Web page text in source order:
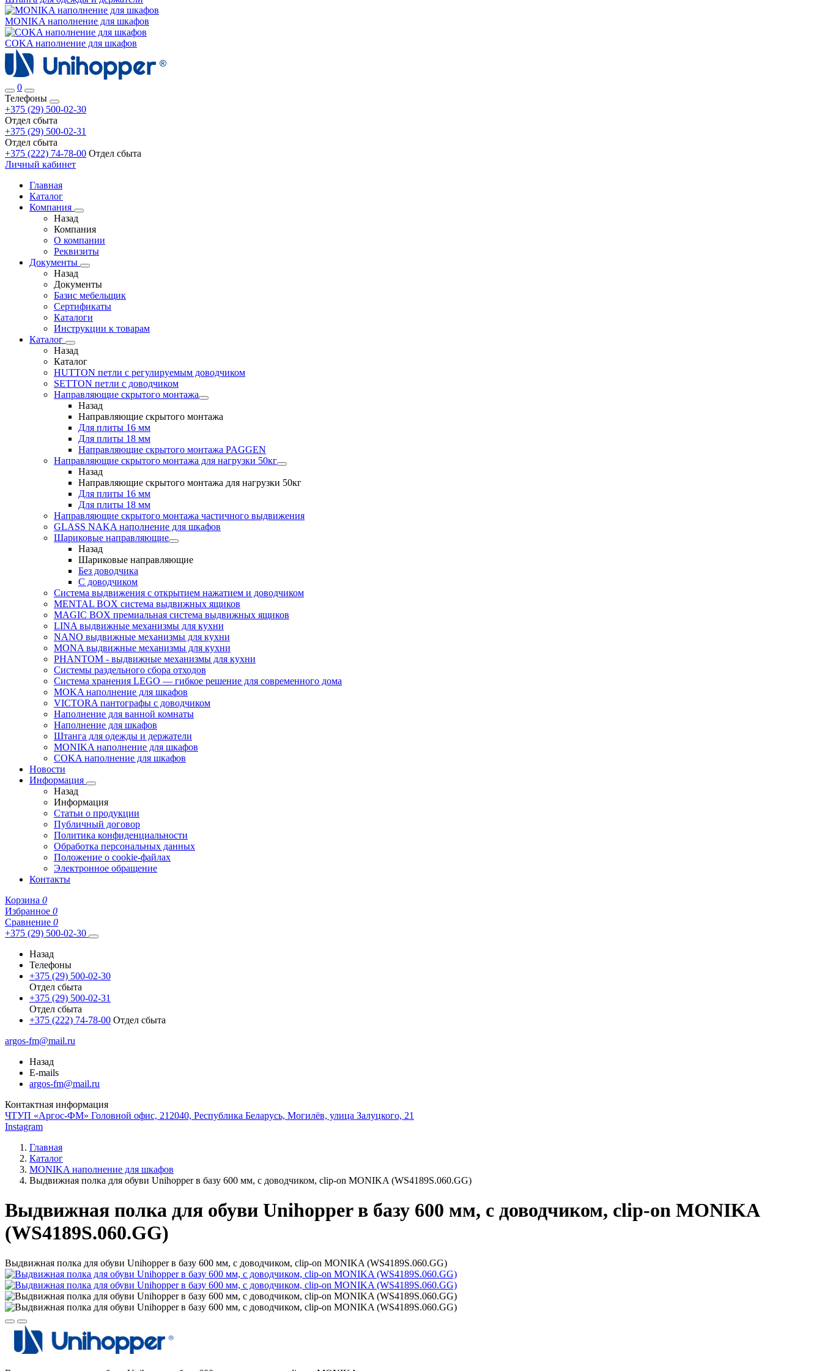
MONIKA наполнение для шкафов
COKA наполнение для шкафов
0
Телефоны
+375 (29) 500-02-30
Отдел сбыта
+375 (29) 500-02-31
Отдел сбыта
+375 (222) 74-78-00 Отдел сбыта
Личный кабинет
Главная
Каталог
Компания
Назад
Компания
О компании
Реквизиты
Документы
Назад
Документы
Базис мебельщик
Сертификаты
Каталоги
Инструкции к товарам
Каталог
Назад
Каталог
HUTTON петли с регулируемым доводчиком
SETTON петли с доводчиком
Направляющие скрытого монтажа
Назад
Направляющие скрытого монтажа
Для плиты 16 мм
Для плиты 18 мм
Направляющие скрытого монтажа PAGGEN
Направляющие скрытого монтажа для нагрузки 50кг
Назад
Направляющие скрытого монтажа для нагрузки 50кг
Для плиты 16 мм
Для плиты 18 мм
Направляющие скрытого монтажа частичного выдвижения
GLASS NAKA наполнение для шкафов
Шариковые направляющие
Назад
Шариковые направляющие
Без доводчика
С доводчиком
Система выдвижения с открытием нажатием и доводчиком
MENTAL BOX система выдвижных ящиков
MAGIC BOX премиальная система выдвижных ящиков
LINA выдвижные механизмы для кухни
NANO выдвижные механизмы для кухни
MONA выдвижные механизмы для кухни
PHANTOM - выдвижные механизмы для кухни
Системы раздельного сбора отходов
Система хранения LEGO — гибкое решение для современного дома
MOKA наполнение для шкафов
VICTORA пантографы с доводчиком
Наполнение для ванной комнаты
Наполнение для шкафов
Штанга для одежды и держатели
MONIKA наполнение для шкафов
COKA наполнение для шкафов
Новости
Информация
Назад
Информация
Статьи о продукции
Публичный договор
Политика конфиденциальности
Обработка персональных данных
Положение о cookie-файлах
Электронное обращение
Контакты
Корзина 0
Избранное 0
Сравнение 0
+375 (29) 500-02-30
Назад
Телефоны
+375 (29) 500-02-30
Отдел сбыта
+375 (29) 500-02-31
Отдел сбыта
+375 (222) 74-78-00 Отдел сбыта
argos-fm@mail.ru
Назад
E-mails
argos-fm@mail.ru
Контактная информация
ЧТУП «Аргос-ФМ» Головной офис, 212040, Республика Беларусь, Могилёв, улица Залуцкого, 21
Instagram
Главная
Каталог
MONIKA наполнение для шкафов
Выдвижная полка для обуви Unihopper в базу 600 мм, с доводчиком, clip-on MONIKA (WS4189S.060.GG)
Выдвижная полка для обуви Unihopper в базу 600 мм, с доводчиком, clip-on MONIKA
(WS4189S.060.GG)
Выдвижная полка для обуви Unihopper в базу 600 мм, с доводчиком, clip-on MONIKA (WS4189S.060.GG)